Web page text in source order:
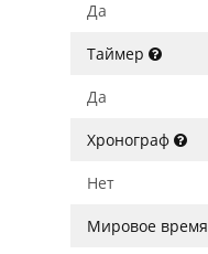
Да
Таймер
Да
Хронограф
Нет
Мировое время